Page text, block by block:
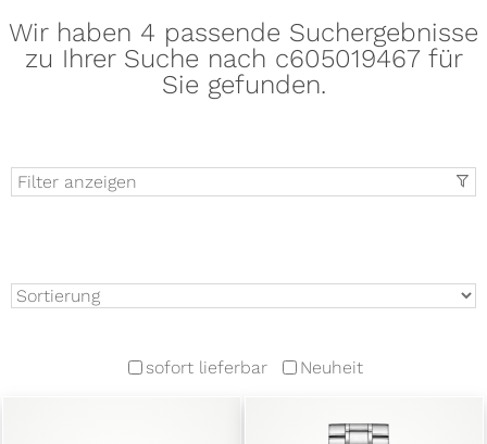
Wir haben 4 passende Suchergebnisse
zu Ihrer Suche nach c605019467 für
Sie gefunden.
t
Filter anzeigen
sofort lieferbar Neuheit